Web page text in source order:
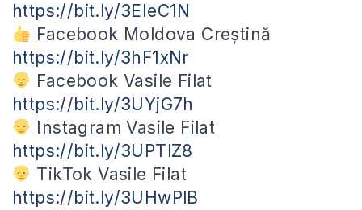
https://bit.ly/3EIeC1N
Facebook Moldova Creștină
https://bit.ly/3hF1xNr
Facebook Vasile Filat
https://bit.ly/3UYjG7h
Instagram Vasile Filat
https://bit.ly/3UPTlZ8
TikTok Vasile Filat
https://bit.ly/3UHwPlB